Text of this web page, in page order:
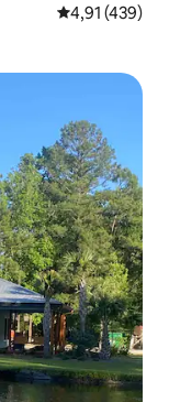
Classificação
4,91 (439)